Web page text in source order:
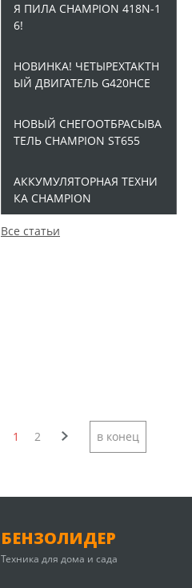
Я ПИЛА CHAMPION 418N-1
6!
НОВИНКА! ЧЕТЫРЕХТАКТН
ЫЙ ДВИГАТЕЛЬ G420HCE
НОВЫЙ СНЕГООТБРАСЫВА
ТЕЛЬ CHAMPION ST655
АККУМУЛЯТОРНАЯ ТЕХНИ
КА CHAMPION
Все статьи
1 2 в конец
БЕНЗОЛИДЕР
Техника для дома и сада